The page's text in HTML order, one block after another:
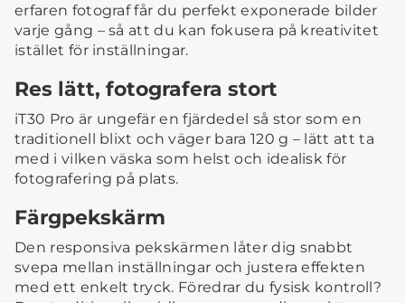
erfaren fotograf får du perfekt exponerade bilder
varje gång – så att du kan fokusera på kreativitet
istället för inställningar.
Res lätt, fotografera stort
iT30 Pro är ungefär en fjärdedel så stor som en
traditionell blixt och väger bara 120 g – lätt att ta
med i vilken väska som helst och idealisk för
fotografering på plats.
Färgpekskärm
Den responsiva pekskärmen låter dig snabbt
svepa mellan inställningar och justera effekten
med ett enkelt tryck. Föredrar du fysisk kontroll?